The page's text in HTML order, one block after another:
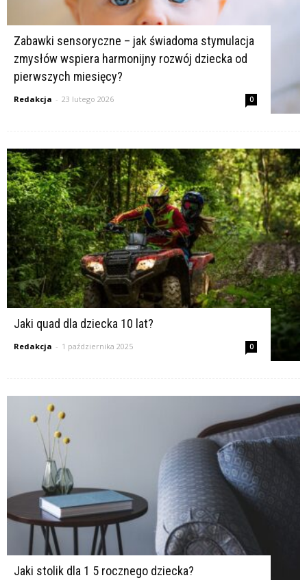
Zabawki sensoryczne – jak świadoma stymulacja
zmysłów wspiera harmonijny rozwój dziecka od
pierwszych miesięcy?
Redakcja - 23 lutego 2026 0
Jaki quad dla dziecka 10 lat?
Redakcja - 1 października 2025 0
Jaki stolik dla 1 5 rocznego dziecka?